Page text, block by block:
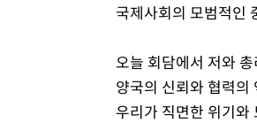
국제사회의 모범적인
오늘 회담에서 저와
양국의 신뢰와 협력의
우리가 직면한 위기와